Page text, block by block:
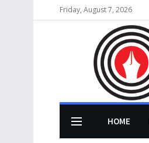
Friday, August 7, 2026
HOME